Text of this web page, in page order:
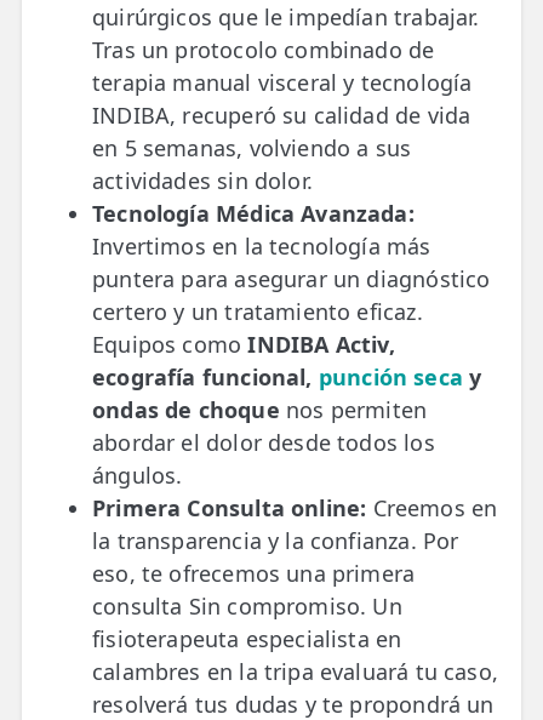
quirúrgicos que le impedían trabajar.
Tras un protocolo combinado de
terapia manual visceral y tecnología
INDIBA, recuperó su calidad de vida
en 5 semanas, volviendo a sus
actividades sin dolor.
Tecnología Médica Avanzada:
Invertimos en la tecnología más
puntera para asegurar un diagnóstico
certero y un tratamiento eficaz.
Equipos comoINDIBA Activ,
ecografía funcional, punción seca y
ondas de choque nos permiten
abordar el dolor desde todos los
ángulos.
Primera Consulta online: Creemos en
la transparencia y la confianza. Por
eso, te ofrecemos una primera
consulta Sin compromiso. Un
fisioterapeuta especialista en
calambres en la tripa evaluará tu caso,
resolverá tus dudas y te propondrá un